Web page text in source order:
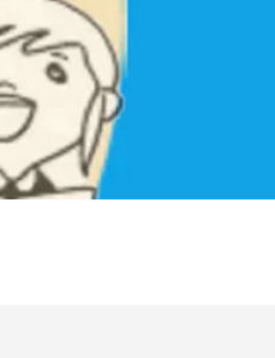
Bar et petite restauration sur
place.